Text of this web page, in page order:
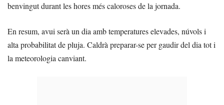
benvingut durant les hores més caloroses de la jornada.
En resum, avui serà un dia amb temperatures elevades, núvols i
alta probabilitat de pluja. Caldrà preparar-se per gaudir del dia tot i
la meteorologia canviant.